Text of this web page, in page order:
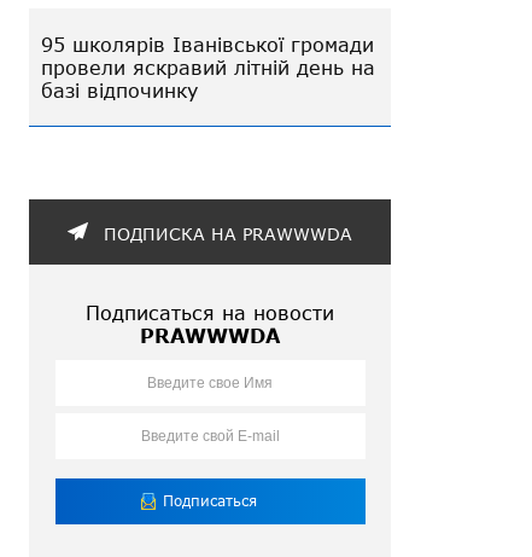
95 школярів Іванівської громади
провели яскравий літній день на
базі відпочинку
ПОДПИСКА НА PRAWWWDA
Подписаться на новости
PRAWWWDA